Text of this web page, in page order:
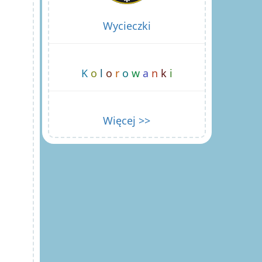
Wycieczki
K o l o r o w a n k i
Więcej >>